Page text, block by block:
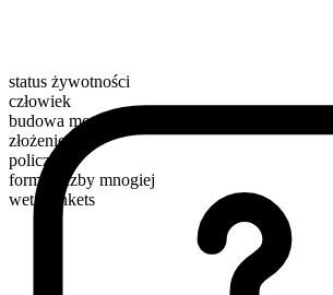
status żywotności
człowiek
budowa morfologiczna
złożenie
policzalny
forma liczby mnogiej
wet blankets